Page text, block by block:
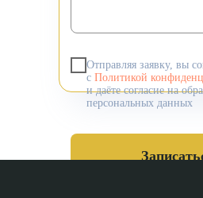
Отправляя заявку, вы
с Политикой
и даёте согласие на
персональных данных